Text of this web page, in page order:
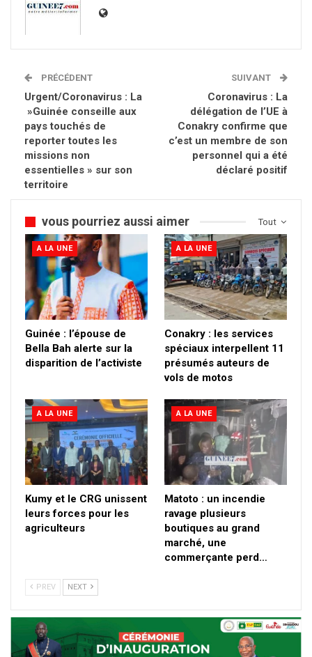
PRÉCÉDENT
Urgent/Coronavirus : La
»Guinée conseille aux
pays touchés de
reporter toutes les
missions non
essentielles » sur son
territoire
SUIVANT
Coronavirus : La
délégation de l’UE à
Conakry confirme que
c’est un membre de son
personnel qui a été
déclaré positif
Tout
vous pourriez aussi aimer
A LA UNE
Guinée : l’épouse de
Bella Bah alerte sur la
disparition de l’activiste
A LA UNE
Conakry : les services
spéciaux interpellent 11
présumés auteurs de
vols de motos
A LA UNE
Kumy et le CRG unissent
leurs forces pour les
agriculteurs
A LA UNE
Matoto : un incendie
ravage plusieurs
boutiques au grand
marché, une
commerçante perd…
PREV NEXT